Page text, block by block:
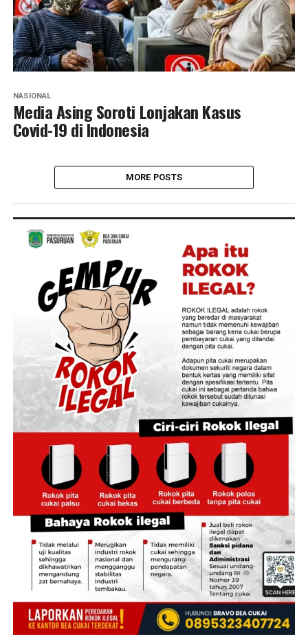
NASIONAL
Media Asing Soroti Lonjakan Kasus
Covid-19 di Indonesia
MORE POSTS